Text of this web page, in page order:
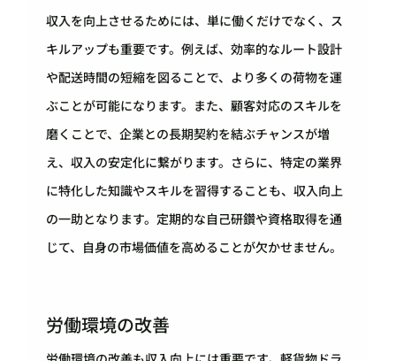
収入を向上させるためには、単に働くだけでなく、ス
キルアップも重要です。例えば、効率的なルート設計
や配送時間の短縮を図ることで、より多くの荷物を運
ぶことが可能になります。また、顧客対応のスキルを
磨くことで、企業との長期契約を結ぶチャンスが増
え、収入の安定化に繋がります。さらに、特定の業界
に特化した知識やスキルを習得することも、収入向上
の一助となります。定期的な自己研鑽や資格取得を通
じて、自身の市場価値を高めることが欠かせません。
労働環境の改善